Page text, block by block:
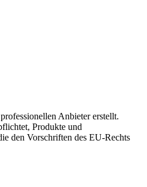
Anbieter erstellt.
Produkte und
den Vorschriften des EU-Rechts